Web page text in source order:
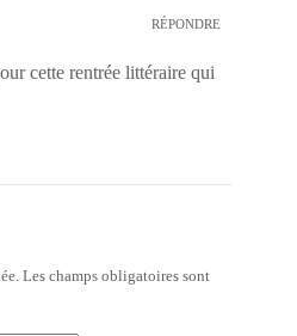
RÉPONDRE
cette rentrée littéraire qui
Les champs obligatoires sont